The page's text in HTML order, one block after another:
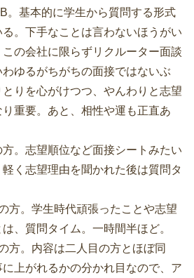
。基本的に学生から質問する形式
。下手なことは言わないほうがい
の会社に限らずリクルーター面談
ゆるがちがちの面接ではないぶ
りを心がけつつ、やんわりと志望
重要。あと、相性や運も正直あ
。志望順位など面接シートみたい
く志望理由を聞かれた後は質問タ
方。学生時代頑張ったことや志望
、質問タイム。一時間半ほど。
方。内容は二人目の方とほぼ同
上がれるかの分かれ目なので、ア